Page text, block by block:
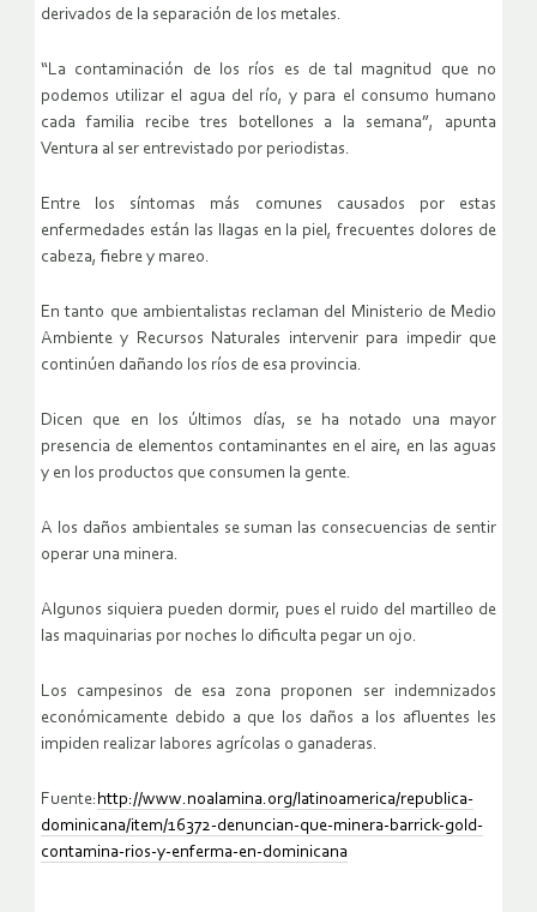
derivados de la separación de los metales.
“La contaminación de los ríos es de tal magnitud que no
podemos utilizar el agua del río, y para el consumo humano
cada familia recibe tres botellones a la semana”, apunta
Ventura al ser entrevistado por periodistas.
Entre los síntomas más comunes causados por estas
enfermedades están las llagas en la piel, frecuentes dolores de
cabeza, fiebre y mareo.
En tanto que ambientalistas reclaman del Ministerio de Medio
Ambiente y Recursos Naturales intervenir para impedir que
continúen dañando los ríos de esa provincia.
Dicen que en los últimos días, se ha notado una mayor
presencia de elementos contaminantes en el aire, en las aguas
y en los productos que consumen la gente.
A los daños ambientales se suman las consecuencias de sentir
operar una minera.
Algunos siquiera pueden dormir, pues el ruido del martilleo de
las maquinarias por noches lo dificulta pegar un ojo.
Los campesinos de esa zona proponen ser indemnizados
económicamente debido a que los daños a los afluentes les
impiden realizar labores agrícolas o ganaderas.
Fuente: http://www.noalamina.org/latinoamerica/republica-
dominicana/item/16372-denuncian-que-minera-barrick-gold-
contamina-rios-y-enferma-en-dominicana